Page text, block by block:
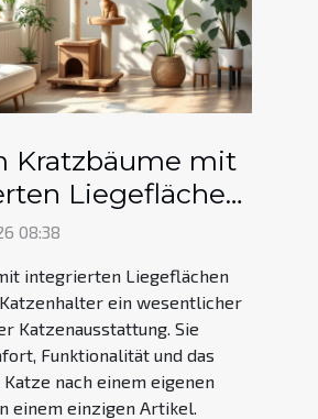
Kratzbäume mit
Liegeflächen
Wahl sind
08:38
integrierten Liegeflächen
ein wesentlicher
Katzenausstattung. Sie
Funktionalität und das
nach einem eigenen
einem einzigen Artikel.